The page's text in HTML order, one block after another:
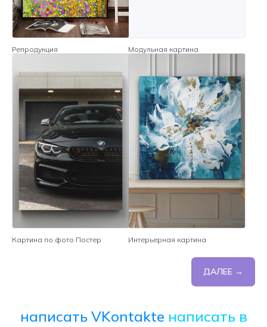
Репродукция Модульная картина
Картина по фото Постер Интерьерная картина
ДАЛЕЕ →
написать VKontakte написать в